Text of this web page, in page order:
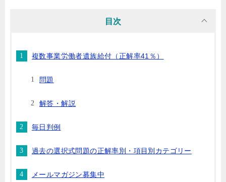
目次
複数事業労働者遺族給付（正解率41％）
問題
解答・解説
毎日判例
過去の選択式問題の正解率別・項目別カテゴリー
メールマガジン募集中